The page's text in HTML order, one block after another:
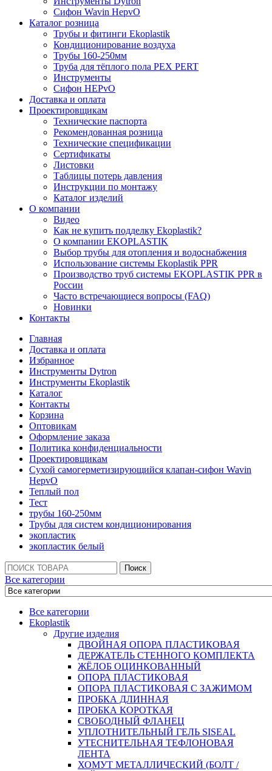
Сифон Wavin HepvO
Каталог розница
Трубы и фитинги Ekoplastik
Кондиционирование воздуха
Трубы 160-250мм
Труба для тёплого пола PEX PERT
Инструменты
Сифон HEPvO
Доставка и оплата
Проектировщикам
Технические паспорта
Рекомендованная розница
Технические спецификации
Сертификаты
Листовки
Таблицы потерь давления
Инструкции по монтажу
Каталог изделий
О компании
Видео
Как не купить подделку Ekoplastik?
О компании EKOPLASTIK
Выбор трубы для отопления и водоснабжения
Использование системы Ekoplastik PPR
Производство труб системы EKOPLASTIK PPR в
России
Часто встречающиеся вопросы (FAQ)
Новинки
Контакты
Главная
Доставка и оплата
Избранное
Инструменты Dytron
Инструменты Ekoplastik
Каталог
Контакты
Корзина
Оптовикам
Оформление заказа
Политика конфиденциальности
Проектировщикам
Сухой самогерметизирующийся клапан-сифон Wavin
HepvO
Теплый пол
Тест
трубы 160-250мм
Трубы для систем кондиционирования
экопластик
экопластик белый
Поиск:
Поиск
Все категории
Все категории
Ekoplastik
Другие изделия
ДВОЙНАЯ ОПОРА ПЛАСТИКОВАЯ
ДЕРЖАТЕЛЬ СТЕННОГО КОМПЛЕКТА
ЖЁЛОБ ОЦИНКОВАННЫЙ
ОПОРА ПЛАСТИКОВАЯ
ОПОРА ПЛАСТИКОВАЯ С ЗАЖИМОМ
ПРОБКА ДЛИННАЯ
ПРОБКА КОРОТКАЯ
СВОБОДНЫЙ ФЛАНЕЦ
УПЛОТНИТЕЛЬНЫЙ ГЕЛЬ SISEAL
УТЕСНИТЕЛЬНАЯ ТЕФЛОНОВАЯ
ЛЕНТА
ХОМУТ МЕТАЛЛИЧЕСКИЙ (БОЛТ /